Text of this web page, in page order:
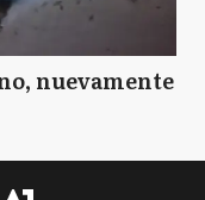
nuevamente